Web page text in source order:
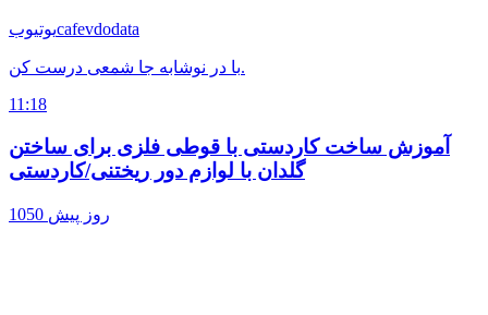
یوتیوبcafevdodata
با در نوشابه جا شمعی درست کن.
11:18
آموزش ساخت کاردستی با قوطی فلزی برای ساختن
گلدان با لوازم دور ریختنی/کاردستی
1050 روز پیش